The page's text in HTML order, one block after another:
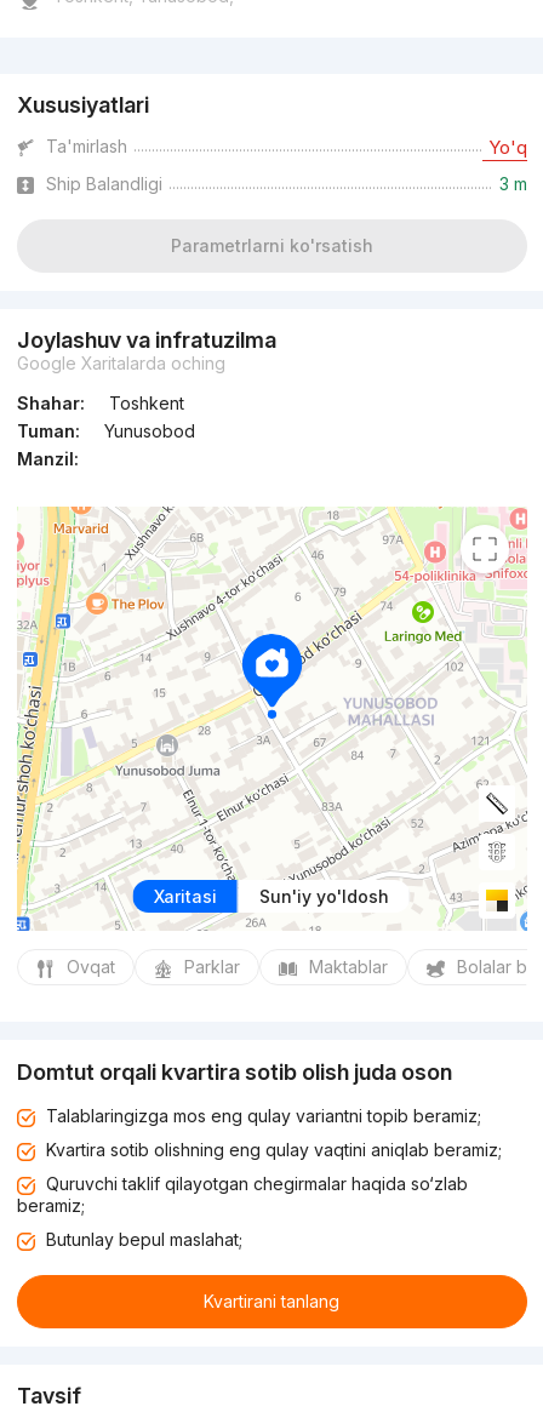
Xususiyatlari
Ta'mirlash Yo'q
Ship Balandligi 3 m
Parametrlarni ko'rsatish
Joylashuv va infratuzilma
Google Xaritalarda oching
Shahar:
Toshkent
Tuman:
Yunusobod
Manzil:
Xaritasi Sun'iy yo'ldosh
Ovqat Parklar Maktablar Bolalar
Domtut orqali kvartira sotib olish juda oson
Talablaringizga mos eng qulay variantni topib beramiz;
Kvartira sotib olishning eng qulay vaqtini aniqlab beramiz;
Quruvchi taklif qilayotgan chegirmalar haqida so‘zlab
beramiz;
Butunlay bepul maslahat;
Kvartirani tanlang
Tavsif